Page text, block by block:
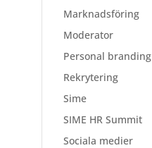
Marknadsföring
Moderator
Personal branding
Rekrytering
Sime
SIME HR Summit
Sociala medier